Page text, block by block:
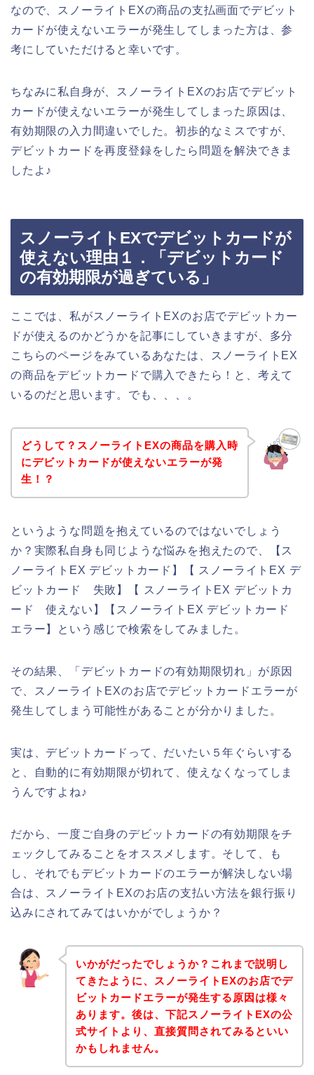
なので、スノーライトEXの商品の支払画面でデビット
カードが使えないエラーが発生してしまった方は、参
考にしていただけると幸いです。
ちなみに私自身が、スノーライトEXのお店でデビット
カードが使えないエラーが発生してしまった原因は、
有効期限の入力間違いでした。初歩的なミスですが、
デビットカードを再度登録をしたら問題を解決できま
したよ♪
スノーライトEXでデビットカードが
使えない理由１．「デビットカード
の有効期限が過ぎている」
ここでは、私がスノーライトEXのお店でデビットカー
ドが使えるのかどうかを記事にしていきますが、多分
こちらのページをみているあなたは、スノーライトEX
の商品をデビットカードで購入できたら！と、考えて
いるのだと思います。でも、、、。
どうして？スノーライトEXの商品を購入時
にデビットカードが使えないエラーが発
生！？
というような問題を抱えているのではないでしょう
か？実際私自身も同じような悩みを抱えたので、【ス
ノーライトEX デビットカード】【 スノーライトEX デ
ビットカード 失敗】【 スノーライトEX デビットカ
ード 使えない】【スノーライトEX デビットカード
エラー】という感じで検索をしてみました。
その結果、「デビットカードの有効期限切れ」が原因
で、スノーライトEXのお店でデビットカードエラーが
発生してしまう可能性があることが分かりました。
実は、デビットカードって、だいたい５年ぐらいする
と、自動的に有効期限が切れて、使えなくなってしま
うんですよね♪
だから、一度ご自身のデビットカードの有効期限をチ
ェックしてみることをオススメします。そして、も
し、それでもデビットカードのエラーが解決しない場
合は、スノーライトEXのお店の支払い方法を銀行振り
込みにされてみてはいかがでしょうか？
いかがだったでしょうか？これまで説明し
てきたように、スノーライトEXのお店でデ
ビットカードエラーが発生する原因は様々
あります。後は、下記スノーライトEXの公
式サイトより、直接質問されてみるといい
かもしれません。